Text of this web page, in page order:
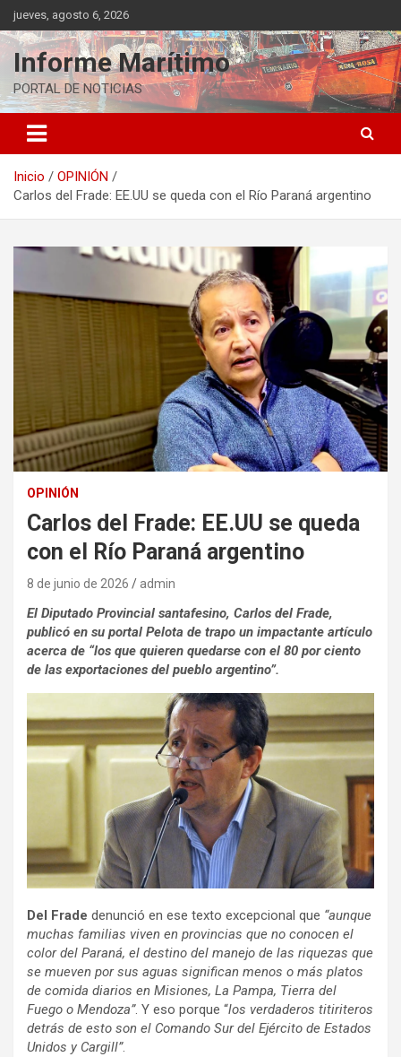
Saltar
al
contenido
jueves, agosto 6, 2026
Informe Marítimo
PORTAL DE NOTICIAS
Inicio
OPINIÓN
Carlos del Frade: EE.UU se queda con el Río Paraná argentino
OPINIÓN
Carlos del Frade: EE.UU se queda
con el Río Paraná argentino
8 de junio de 2026 admin
El Diputado Provincial santafesino, Carlos del Frade,
publicó en su por­tal Pelota de trapo un impac­tante artí­culo
acerca de “los que quie­ren que­darse con el 80 por ciento
de las expor­ta­cio­nes del pue­blo argen­tino”.
Del Frade denun­ció en ese texto excep­cio­nal que “aun­que
muchas fami­lias viven en pro­vin­cias que no cono­cen el
color del Paraná, el des­tino del manejo de las rique­zas que
se mue­ven por sus aguas sig­ni­fi­can menos o más pla­tos
de comida dia­rios en Misio­nes, La Pampa, Tie­rra del
Fuego o Men­doza”. Y eso por­que “los ver­da­de­ros titi­ri­te­ros
detrás de esto son el Comando Sur del Ejér­cito de Esta­dos
Uni­dos y Car­gill”.